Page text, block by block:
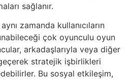
sağlanır.
zamanda kullanıcıların
çok oyunculu oyun
arkadaşlarıyla veya diğer
stratejik işbirlikleri
Bu sosyal etkileşim,